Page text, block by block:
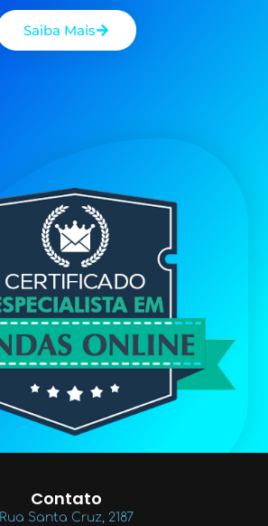
Saiba Mais
Contato
Rua Santa Cruz, 2187